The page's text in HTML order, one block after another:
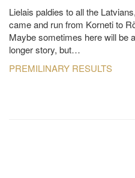
Lielais paldies to all the
came and run from Korneti to
Maybe sometimes here will be a
longer story, but…
PREMILINARY RESULTS